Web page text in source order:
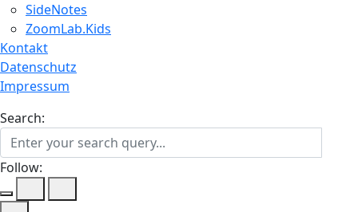
SideNotes
ZoomLab.Kids
Kontakt
Datenschutz
Impressum
Search:
Follow: